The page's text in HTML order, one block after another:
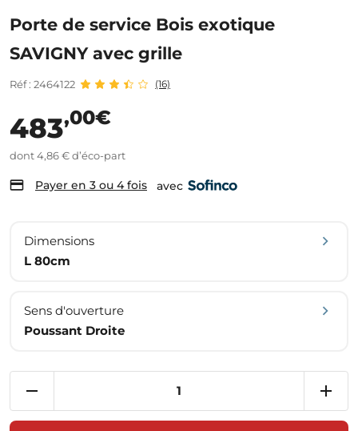
Porte de service Bois exotique
SAVIGNY avec grille
Réf : 2464122 (16)
483,00€
dont 4,86 € d’éco-part
Payer en 3 ou 4 fois avec
Dimensions
L 80cm
Sens d'ouverture
Poussant Droite